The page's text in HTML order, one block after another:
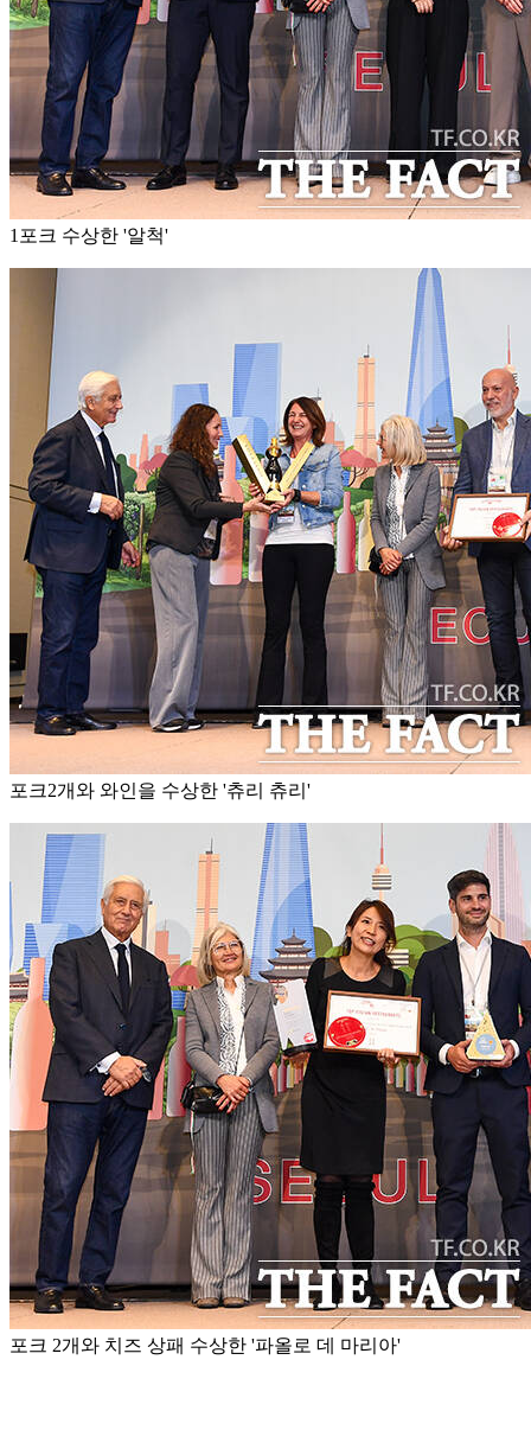
1포크 수상한 '알척'
포크2개와 와인을 수상한 '츄리 츄리'
포크 2개와 치즈 상패 수상한 '파올로 데 마리아'